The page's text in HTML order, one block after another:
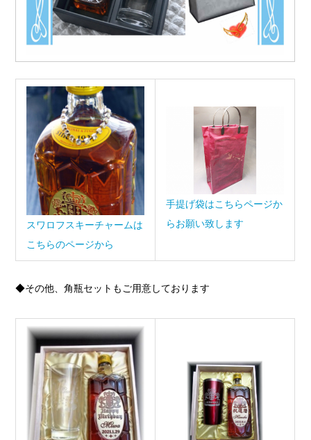
スワロフスキーチャームは
こちらのページから
手提げ袋はこちらページか
らお願い致します
◆その他、角瓶セットもご用意しております